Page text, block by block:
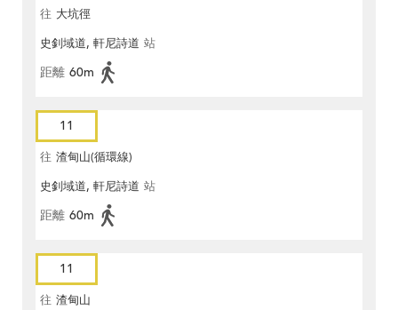
往 大坑徑
史釗域道, 軒尼詩道 站
距離 60m
11
往 渣甸山(循環線)
史釗域道, 軒尼詩道 站
距離 60m
11
往 渣甸山